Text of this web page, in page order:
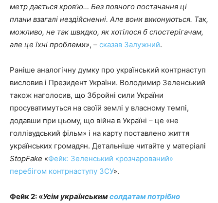
метр дається кров’ю… Без повного постачання ці
плани взагалі нездійсненні. Але вони виконуються. Так,
можливо, не так швидко, як хотілося б спостерігачам,
але це їхні проблеми», – сказав Залужний.
Раніше аналогічну думку про український контрнаступ
висловив і Президент України. Володимир Зеленський
також наголосив, що Збройні сили України
просуватимуться на своїй землі у власному темпі,
додавши при цьому, що війна в Україні – це «не
голлівудський фільм» і на карту поставлено життя
українських громадян. Детальніше читайте у матеріалі
StopFake «Фейк: Зеленський «розчарований»
перебігом контрнаступу ЗСУ».
Фейк 2: «Усім українськимсолдатам потрібно